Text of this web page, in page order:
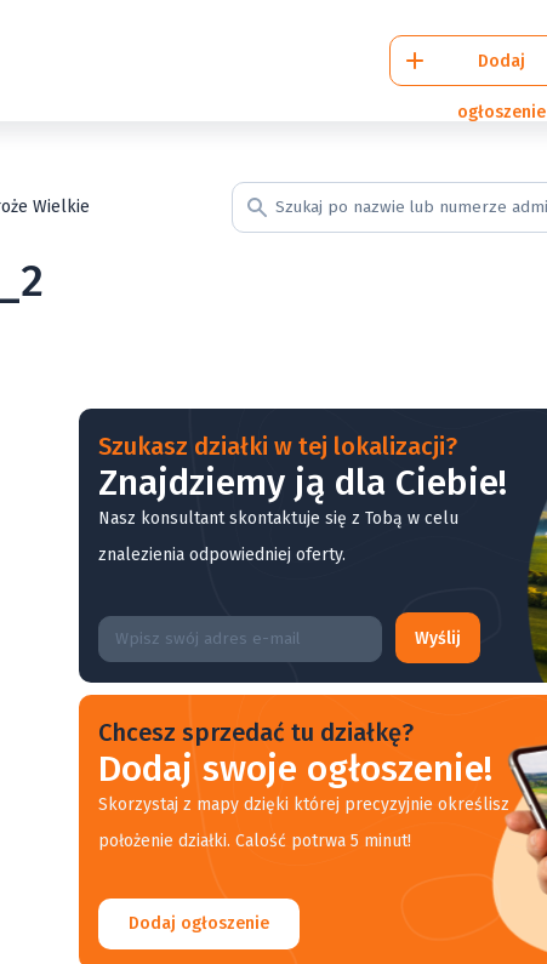
Dodaj
ogłoszenie
Wielkie
Szukasz działki w tej lokalizacji?
Znajdziemy ją dla Ciebie!
Nasz konsultant skontaktuje się z Tobą w celu
znalezienia odpowiedniej oferty.
Wyślij
Chcesz sprzedać tu działkę?
Dodaj swoje ogłoszenie!
Skorzystaj z mapy dzięki której precyzyjnie określisz
położenie działki. Calość potrwa 5 minut!
Dodaj ogłoszenie